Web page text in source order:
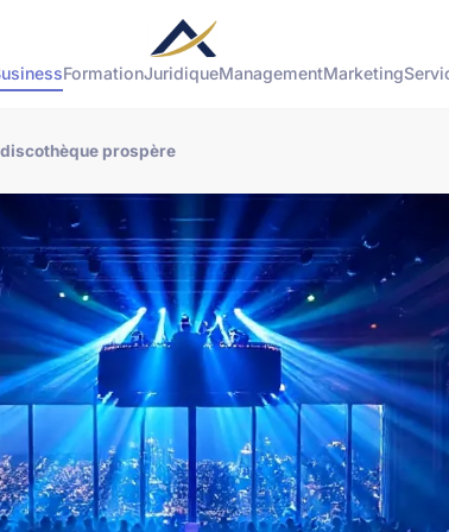
FormationJuridiqueManagementMarketing
prospère